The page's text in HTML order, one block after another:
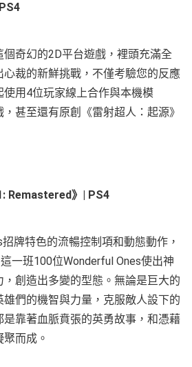
奇幻的2D平台遊戲，裡頭充滿全
裁的新鮮挑戰，不僅考驗您的反應
用4位玩家線上合作與本機模
甚至還有原創《雷射超人：起源》
Remastered》| PS4
牌特色的流暢控制項和動態動作，
一班100位Wonderful Ones使出神
創造出多變的型態。無論是巨大的
們的機智與力量，克服敵人設下的
是靠著血脈賁張的英勇故事，和憑藉
而成。